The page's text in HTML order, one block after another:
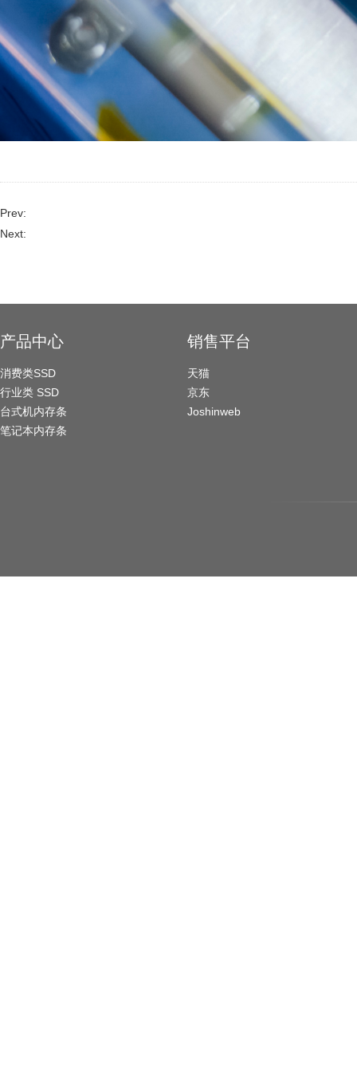
Prev:
Next:
产品中心
消费类SSD
行业类 SSD
台式机内存条
笔记本内存条
销售平台
天猫
京东
Joshinweb